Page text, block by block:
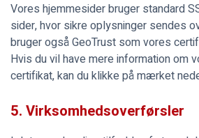
Vores hjemmesider bruger standard
sider, hvor sikre oplysninger sendes
bruger også GeoTrust som vores
Hvis du vil have mere information om
certifikat, kan du klikke på mærket
5. Virksomhedsoverførsler